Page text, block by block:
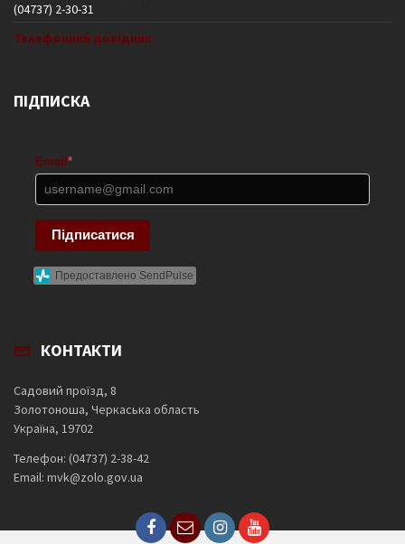
(04737) 2-30-31
Телефонний довідник
ПІДПИСКА
Email *
Підписатися
Предоставлено SendPulse
КОНТАКТИ
Садовий проїзд, 8
Золотоноша, Черкаська область
Україна, 19702
Телефон: (04737) 2-38-42
Email: mvk@zolo.gov.ua